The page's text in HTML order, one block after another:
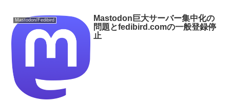
Mastodon/Fedibird
Mastodon巨大サーバー集中化の
問題とfedibird.comの一般登録停
止